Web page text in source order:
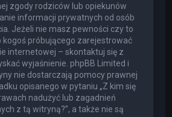
zgody rodziców lub opiekunów
informacji prywatnych od osób
Jeżeli nie masz pewności czy to
kogoś próbującego zarejestrować
internetowej – skontaktuj się z
wyjaśnienie. phpBB Limited i
nie dostarczają pomocy prawnej
opisanego w pytaniu „Z kim się
nadużyć lub zagadnień
z tą witryną?”, a także nie są